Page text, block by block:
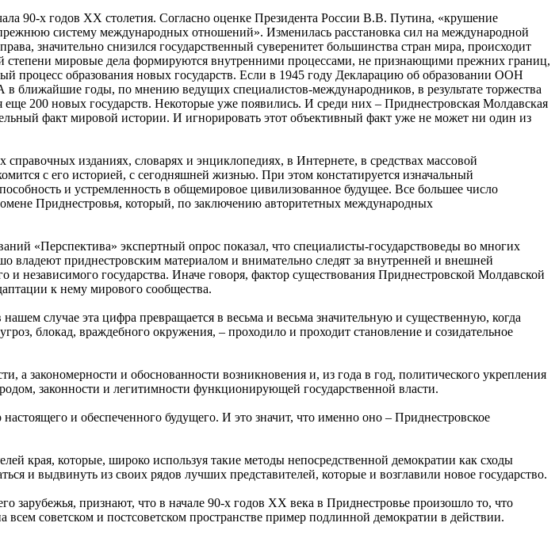
90-х годов ХХ столетия. Согласно оценке Президента России В.В. Путина, «крушение
систему международных отношений». Изменилась расстановка сил на международной
значительно снизился государственный суверенитет большинства стран мира, происходит
степени мировые дела формируются внутренними процессами, не признающими прежних границ,
процесс образования новых государств. Если в 1945 году Декларацию об образовании ООН
ближайшие годы, по мнению ведущих специалистов-международников, в результате торжества
200 новых государств. Некоторые уже появились. И среди них – Приднестровская Молдавская
факт мировой истории. И игнорировать этот объективный факт уже не может ни один из
изданиях, словарях и энциклопедиях, в Интернете, в средствах массовой
с его историей, с сегодняшней жизнью. При этом констатируется изначальный
и устремленность в общемировое цивилизованное будущее. Все большее число
Приднестровья, который, по заключению авторитетных международных
«Перспектива» экспертный опрос показал, что специалисты-государствоведы во многих
приднестровским материалом и внимательно следят за внутренней и внешней
и независимого государства. Иначе говоря, фактор существования Приднестровской Молдавской
к нему мирового сообщества.
случае эта цифра превращается в весьма и весьма значительную и существенную, когда
блокад, враждебного окружения, – проходило и проходит становление и созидательное
закономерности и обоснованности возникновения и, из года в год, политического укрепления
законности и легитимности функционирующей государственной власти.
и обеспеченного будущего. И это значит, что именно оно – Приднестровское
края, которые, широко используя такие методы непосредственной демократии как сходы
и выдвинуть из своих рядов лучших представителей, которые и возглавили новое государство.
зарубежья, признают, что в начале 90-х годов ХХ века в Приднестровье произошло то, что
советском и постсоветском пространстве пример подлинной демократии в действии.